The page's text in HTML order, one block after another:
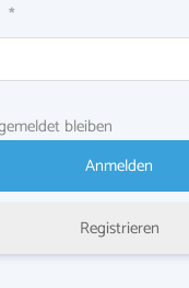
*
bleiben
Registrieren